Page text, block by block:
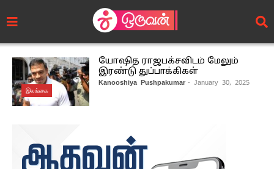
இலங்கை
யோஷித ராஜபக்சவிடம் மேலும்
இரண்டு துப்பாக்கிகள்
Kanooshiya Pushpakumar - January 30, 2025